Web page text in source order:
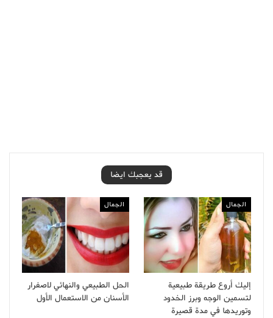
قد يعجبك ايضا
الجمال
إليك أروع طريقة طبيعية
لتسمين الوجه وبرز الخدود
وتوريدها في مدة قصيرة
الجمال
الحل الطبيعي والنهائي لاصفرار
الأسنان من الاستعمال الأول